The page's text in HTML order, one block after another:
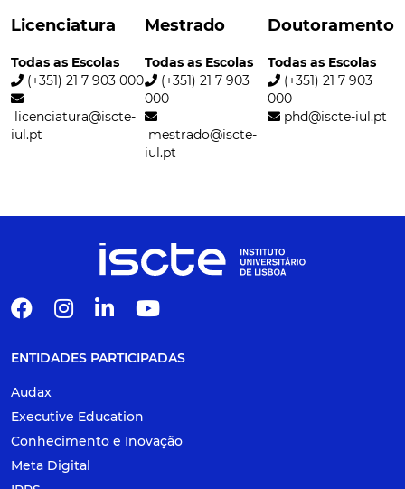
Licenciatura
Todas as Escolas
(+351) 21 7 903 000
licenciatura@iscte-
iul.pt
Mestrado
Todas as Escolas
(+351) 21 7 903
000
mestrado@iscte-
iul.pt
Doutoramento
Todas as Escolas
(+351) 21 7 903
000
phd@iscte-iul.pt
ENTIDADES PARTICIPADAS
Audax
Executive Education
Conhecimento e Inovação
Meta Digital